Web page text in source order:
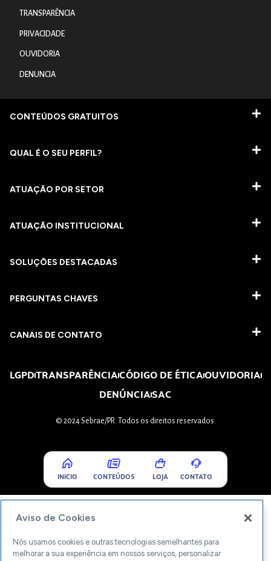
TRANSPARÊNCIA
PRIVACIDADE
OUVIDORIA
DENUNCIA
CONTEÚDOS GRATUITOS
QUAL É O SEU PERFIL?
ATUAÇÃO POR SETOR
ATUAÇÃO INSTITUCIONAL
SOLUÇÕES DESTACADAS
PERGUNTAS CHAVES​
CANAIS DE CONTATO
LGPDTRANSPARÊNCIACÓDIGO DE ÉTICAOUVIDORIA
DENÚNCIASAC
© 2024 Sebrae/PR. Todos os direitos reservados.
INICIO CONTEÚDOS LOJA CONTATO
Aviso de Cookies
Nós usamos cookies e outras tecnologias semelhantes para
melhorar a sua experiência em nossos serviços, personalizar